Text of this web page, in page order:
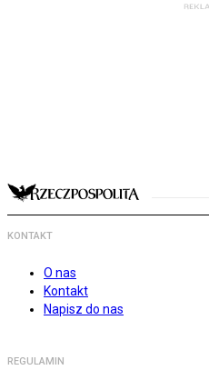
KONTAKT
O nas
Kontakt
Napisz do nas
REGULAMIN